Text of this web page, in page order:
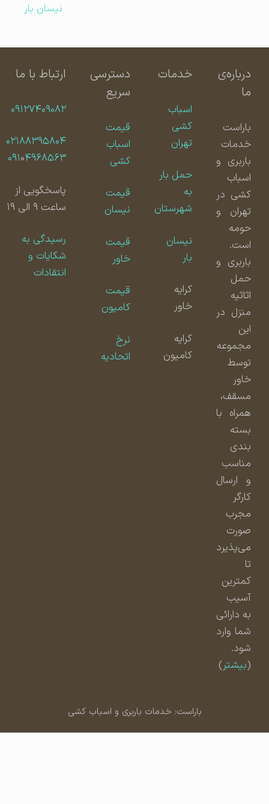
نیسان بار
درباره‌ی
باراست
خدمات
باربری و
اسباب
کشی در
تهران و
حومه
است.
باربری و
حمل
اثاثیه
منزل در
مجموعه
توسط
مسقف،
همراه با
بسته
بندی
مناسب
و ارسال
مجرب
صورت
می‌پذیرد
کمترین
آسیب
به دارائی
شما وارد
شود.
بیشتر)
خدمات
اسباب
کشی
تهران
حمل بار
شهرستان
نیسان
کامیون
دسترسی
سریع
قیمت
اسباب
کشی
قیمت
نیسان
قیمت
قیمت
کامیون
اتحادیه
ارتباط با ما
۰۹۱۲۷۴۰۹۰۸۲
۰۲۱۸۸۳۹۵۸۰۴
۰۹۱۰۴۹۶۸۵۶۳
پاسخگویی از
ساعت ۹ الی ۱۹
رسیدگی به
شکایات و
انتقادات
باراست: خدمات باربری و اسباب کشی